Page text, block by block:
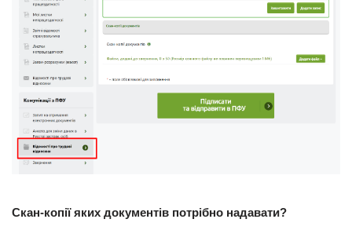
Скан-копії яких документів потрібно надавати?